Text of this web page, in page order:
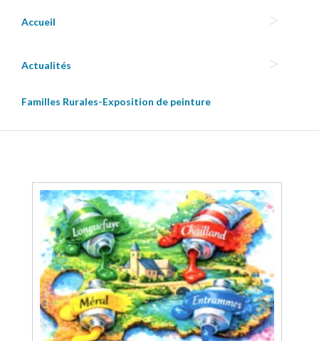
Accueil
Actualités
Familles Rurales-Exposition de peinture